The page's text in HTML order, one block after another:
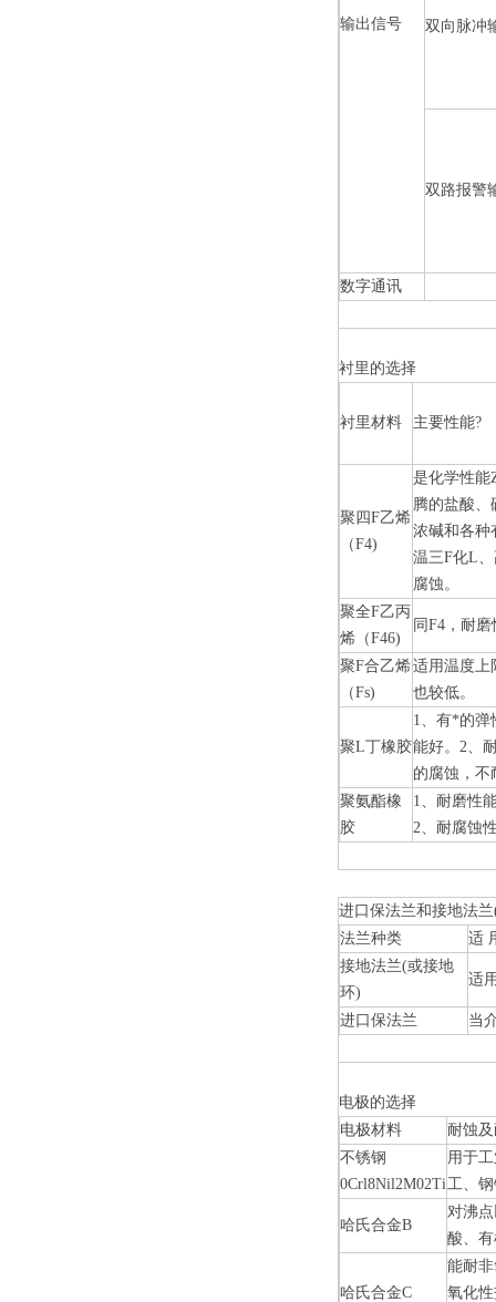
输出信号 双向脉冲
双路报警
数字通讯
衬里的选择
衬里材料 主要性能?
聚四F乙烯
（F4)
是化学性能
腾的盐酸、
浓碱和各种
温三F化L
腐蚀。
聚全F乙丙
烯（F46)
同 F4 ，耐
聚F合乙烯
（Fs)
适用温度上
也较低。
聚L丁橡胶
1、有*的弹
能好。 2、
的腐蚀，不
聚氨酯橡
胶
1、耐磨性
2、耐腐蚀
进口保法兰和接地法兰
法兰种类
适
接地法兰(或接地
环)
适
进口保法兰 当
电极的选择
电极材料
耐蚀
不锈钢
0Crl8Nil2M02Ti
用于
工、
哈氏合金B
对沸
酸、
哈氏合金C
能耐
氧化